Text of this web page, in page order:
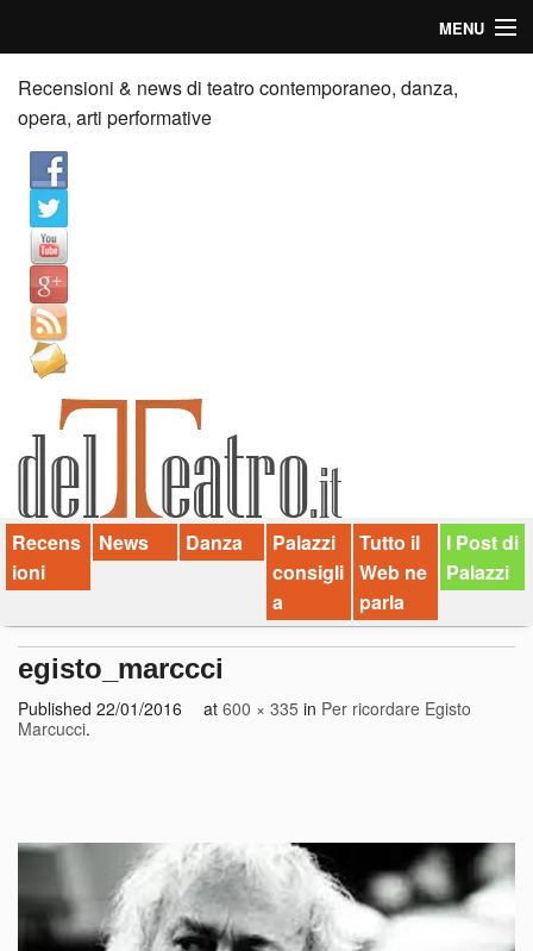
MENU
Home
Recensioni
Anticipazioni
News
Palazzi consiglia
Video
Chi siamo
Contatti
dT in English
Recensioni & news di teatro contemporaneo, danza,
opera, arti performative
Recens
ioni
News Danza
Palazzi
consigli
a
Tutto il
Web ne
parla
I Post di
Palazzi
egisto_marccci
Published 22/01/2016 at 600 × 335 in Per ricordare Egisto
Marcucci.